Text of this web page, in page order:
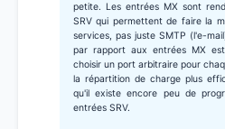
petite. Les entrées MX sont
SRV qui permettent de faire la
services, pas juste SMTP (l'e-
par rapport aux entrées MX
choisir un port arbitraire pour
la répartition de charge plus
qu'il existe encore peu de
entrées SRV.